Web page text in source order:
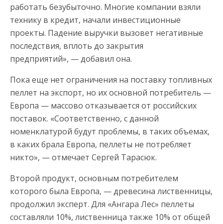
работать безубыточно. Многие компании взяли
технику в кредит, начали инвестиционные
проекты. Падение выручки вызовет негативные
последствия, вплоть до закрытия
предприятий», — добавил она.
Пока еще нет ограничения на поставку топливных
пеллет на экспорт, но их основной потребитель —
Европа — массово отказывается от российских
поставок. «Соответственно, с данной
номенклатурой будут проблемы, в таких объемах,
в каких брала Европа, пеллеты не потребляет
никто», — отмечает Сергей Тарасюк.
Второй продукт, основным потребителем
которого была Европа, — древесина лиственницы,
продолжил эксперт. Для «Ангара Лес» пеллеты
составляли 10%, лиственница также 10% от общей